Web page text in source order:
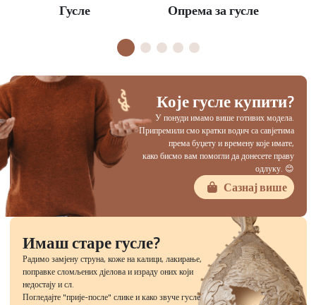
Гусле Опрема за гусле
Које гусле купити?
У понуди имамо више готивих модела.
Припремили смо кратки водич са савјетима
према буџету и времену које имате,
како бисмо вам помогли да донесете праву
одлуку. 😊
Сазнај више
Имаш старе гусле?
Радимо замјену струна, коже на калици, лакирање,
поправке сломљених дјелова и израду оних који
недостају и сл.
Погледајте "прије-после" слике и како звуче гусле